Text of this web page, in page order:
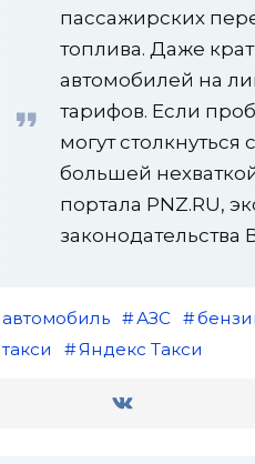
пассажирских
топлива. Даже
автомобилей на
тарифов. Если
могут
большей
портала PNZ.RU,
автомобиль АЗС
такси
Яндекс Такси